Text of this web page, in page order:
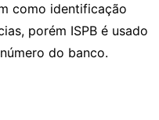
como identificação
porém ISPB é usado
do banco.